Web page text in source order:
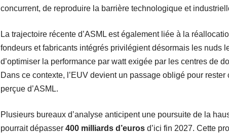
concurrent, de reproduire la barrière technologique et
La trajectoire récente d’ASML est également liée à la
fondeurs et fabricants intégrés privilégient désormais les nuds
d’optimiser la performance par watt exigée par les centres de
Dans ce contexte, l’EUV devient un passage obligé pour
perçue d’ASML.
Plusieurs bureaux d’analyse anticipent une poursuite de la
pourrait dépasser 400 milliards d’euros d’ici fin 2027. Cette